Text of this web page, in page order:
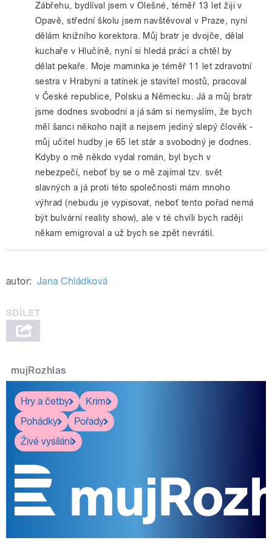
Zábřehu, bydlíval jsem v Olešné, téměř 13 let žiji v
Opavě, střední školu jsem navštěvoval v Praze, nyní
dělám knižního korektora. Můj bratr je dvojče, dělal
kuchaře v Hlučíně, nyní si hledá práci a chtěl by
dělat pekaře. Moje maminka je téměř 11 let zdravotní
sestra v Hrabyni a tatínek je stavitel mostů, pracoval
v České republice, Polsku a Německu. Já a můj bratr
jsme dodnes svobodní a já sám si nemyslím, že bych
měl šanci někoho najít a nejsem jediný slepý člověk -
můj učitel hudby je 65 let stár a svobodný je dodnes.
Kdyby o mě někdo vydal román, byl bych v
nebezpečí, neboť by se o mě zajímal tzv. svět
slavných a já proti této společnosti mám mnoho
výhrad (nebudu je vypisovat, neboť tento pořad nemá
být bulvární reality show), ale v té chvíli bych raději
někam emigroval a už bych se zpět nevrátil.
autor: Jana Chládková
mujRozhlas
Hry a četby
Krimi
Pohádky
Pořady
Živé vysílání